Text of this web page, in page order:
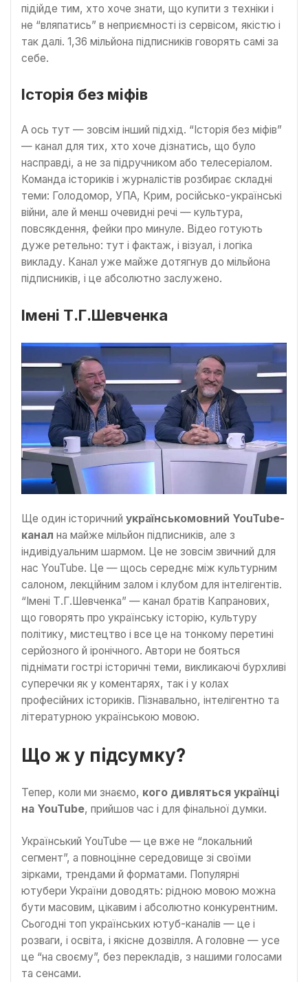
підійде тим, хто хоче знати, що купити з техніки і
не “вляпатись” в неприємності із сервісом, якістю і
так далі. 1,36 мільйона підписників говорять самі за
себе.
Історія без міфів
А ось тут — зовсім інший підхід. “Історія без міфів”
— канал для тих, хто хоче дізнатись, що було
насправді, а не за підручником або телесеріалом.
Команда істориків і журналістів розбирає складні
теми: Голодомор, УПА, Крим, російсько-українські
війни, але й менш очевидні речі — культура,
повсякдення, фейки про минуле. Відео готують
дуже ретельно: тут і фактаж, і візуал, і логіка
викладу. Канал уже майже дотягнув до мільйона
підписників, і це абсолютно заслужено.
Імені Т.Г.Шевченка
Ще один історичний українськомовний YouTube-
канал на майже мільйон підписників, але з
індивідуальним шармом. Це не зовсім звичний для
нас YouTube. Це — щось середнє між культурним
салоном, лекційним залом і клубом для інтелігентів.
“Імені Т.Г.Шевченка” — канал братів Капранових,
що говорять про українську історію, культуру
політику, мистецтво і все це на тонкому перетині
серйозного й іронічного. Автори не бояться
піднімати гострі історичні теми, викликаючі бурхливі
суперечки як у коментарях, так і у колах
професійних істориків. Пізнавально, інтелігентно та
літературною українською мовою.
Що ж у підсумку?
Тепер, коли ми знаємо, кого дивляться українці
на YouTube, прийшов час і для фінальної думки.
Український YouTube — це вже не “локальний
сегмент”, а повноцінне середовище зі своїми
зірками, трендами й форматами. Популярні
ютубери України доводять: рідною мовою можна
бути масовим, цікавим і абсолютно конкурентним.
Сьогодні топ українських ютуб-каналів — це і
розваги, і освіта, і якісне дозвілля. А головне — усе
це “на своєму”, без перекладів, з нашими голосами
та сенсами.